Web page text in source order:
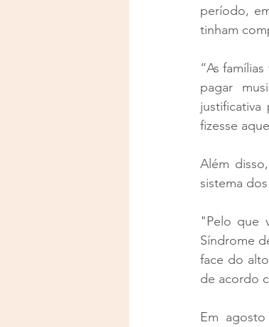
período,
tinham
“As
pagar
fizesse
Além
sistema
"Pelo que
Síndrome
face do
de acordo
Em